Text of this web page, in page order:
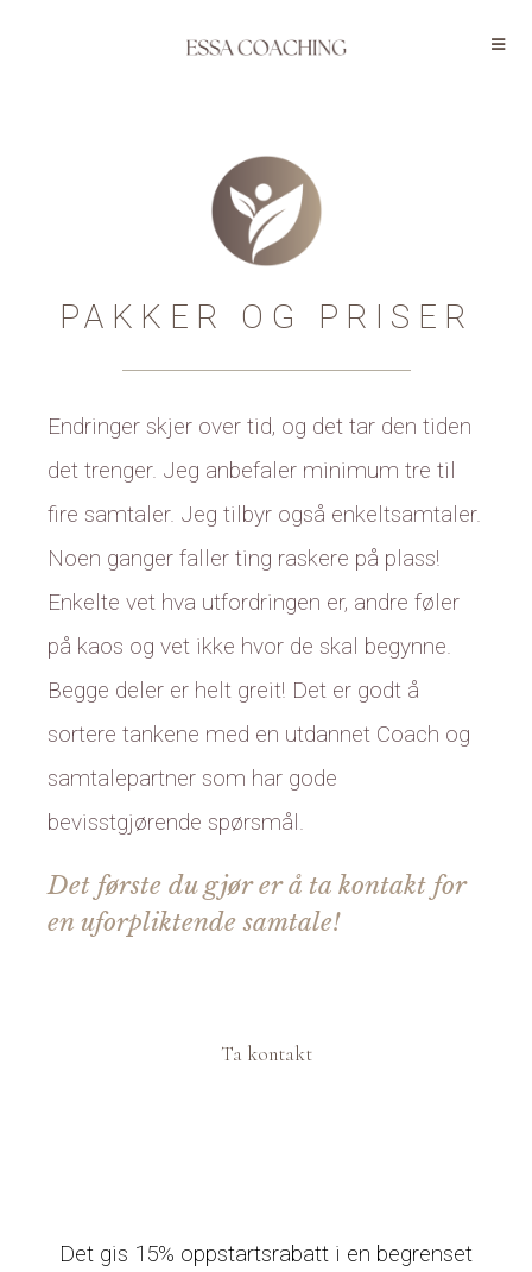
PAKKER OG PRISER
Endringer skjer over tid, og det tar den tiden
det trenger. Jeg anbefaler minimum tre til
fire samtaler. Jeg tilbyr også enkeltsamtaler.
Noen ganger faller ting raskere på plass!
Enkelte vet hva utfordringen er, andre føler
på kaos og vet ikke hvor de skal begynne.
Begge deler er helt greit! Det er godt å
sortere tankene med en utdannet Coach og
samtalepartner som har gode
bevisstgjørende spørsmål.
Det første du gjør er å ta kontakt for
en uforpliktende samtale!
Ta kontakt
Det gis 15% oppstartsrabatt i en begrenset